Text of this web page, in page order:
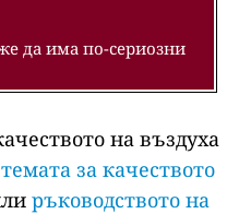
да има по-сериозни
на въздуха
темата за качеството
ръководството на